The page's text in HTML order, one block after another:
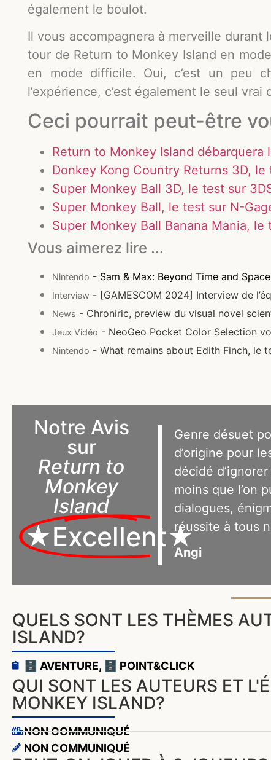
également le boulot.
Il vous accompagnera à merveille
tour de Return to Monkey Island en
en mode difficile. Oui, c’est un peu
l’expérience, c’est également le seul vrai
Ceci pourrait peut-être
Return to Monkey Island
Donkey Kong Country Returns 3D, le
Super Monkey Ball 3D, le test sur
Super Monkey Ball, le test sur N-
Super Monkey Ball Banana Mania, le
Vous aimerez lire ...
Nintendo - Sam & Max: Beyond Time and
Interview - [GAMESCOM 2024] Interview de
News - Chroniric, preview du visual novel
Jeux Vidéo - NeoGeo Pocket Color Selection
Nintendo - What remains about Edith Finch, le
Notre Avis
sur
Return to
Monkey
Island
★Excellent★
Genre désuet
d’origine pour
décidé
moins que l’on
dialogues,
réussite à tous
Angi
QUELS SONT LES THÈMES
ISLAND?
🗄️ AVENTURE, 🗄️ POINT&CLICK
QUI SONT LES AUTEURS ET
MONKEY ISLAND?
NON COMMUNIQUÉ
NON COMMUNIQUÉ